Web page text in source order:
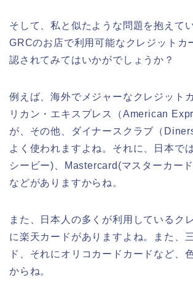
そして、私と似たような問題を抱えて
GRCのお店で利用可能なクレジットカ
認されてみてはいかがでしょうか？
例えば、海外でメジャーなクレジット
リカン・エキスプレス（American
が、その他、ダイナースクラブ（
よく使われますよね。それに、日本で
シービー)、Mastercard(マスターカー
などがありますからね。
また、日本人の多くが利用しているク
に楽天カードがありますよね。また、
ド、それにオリコカードカードなど、
からね。